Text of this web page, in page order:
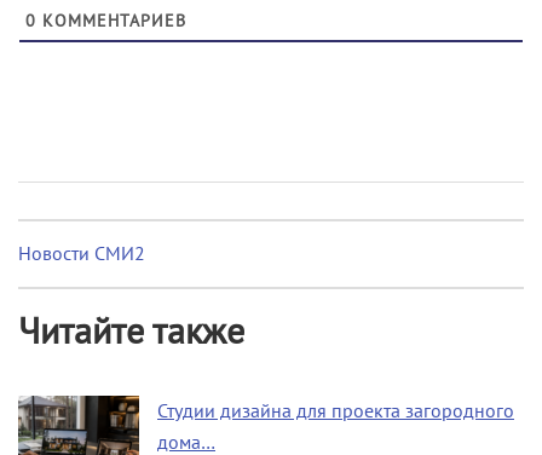
0 КОММЕНТАРИЕВ
Новости СМИ2
Читайте также
Студии дизайна для проекта загородного
дома…